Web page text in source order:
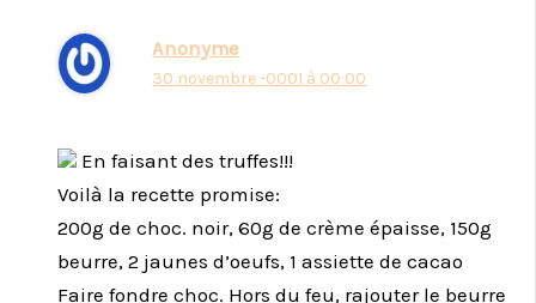
Anonyme
30 novembre -0001 à 00:00
En faisant des truffes!!!
Voilà la recette promise:
200g de choc. noir, 60g de crème épaisse, 150g
beurre, 2 jaunes d’oeufs, 1 assiette de cacao
Faire fondre choc. Hors du feu, rajouter le beurre